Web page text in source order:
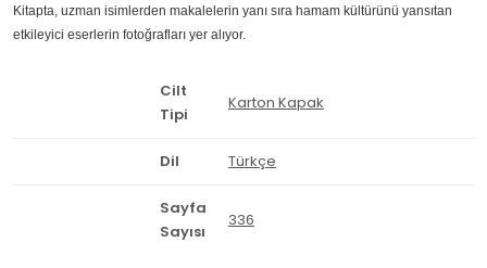
Kitapta, uzman isimlerden makalelerin yanı sıra hamam kültürünü yansıtan
etkileyici eserlerin fotoğrafları yer alıyor.
Cilt
Tipi
Karton Kapak
Dil Türkçe
Sayfa
Sayısı
336